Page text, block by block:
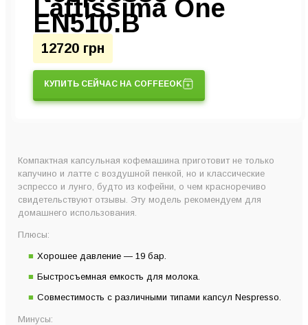
Lattissima One
EN510.B
12720 грн
КУПИТЬ СЕЙЧАС НА COFFEEOK
Компактная капсульная кофемашина приготовит не только
капучино и латте с воздушной пенкой, но и классические
эспрессо и лунго, будто из кофейни, о чем красноречиво
свидетельствуют отзывы. Эту модель рекомендуем для
домашнего использования.
Плюсы:
Хорошее давление — 19 бар.
Быстросъемная емкость для молока.
Совместимость с различными типами капсул Nespresso.
Минусы: